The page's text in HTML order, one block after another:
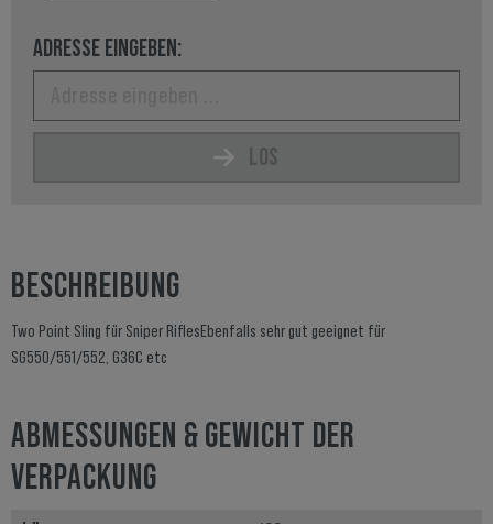
ADRESSE EINGEBEN:
LOS
BESCHREIBUNG
Two Point Sling für Sniper RiflesEbenfalls sehr gut geeignet für
SG550/551/552, G36C etc
ABMESSUNGEN & GEWICHT DER
VERPACKUNG